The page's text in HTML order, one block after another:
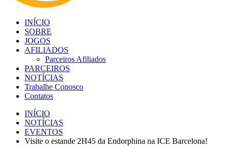
INÍCIO
SOBRE
JOGOS
AFILIADOS
Parceiros Afiliados
PARCEIROS
NOTÍCIAS
Trabalhe Conosco
Contatos
INÍCIO
NOTÍCIAS
EVENTOS
Visite o estande 2H45 da Endorphina na ICE Barcelona!